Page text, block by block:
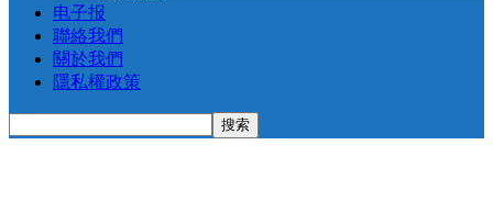
电子报
聯絡我們
關於我們
隱私權政策